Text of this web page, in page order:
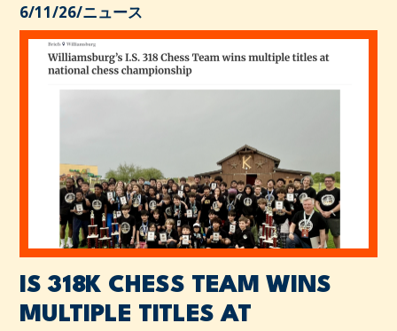
6/11/26/ニュース
IS 318K CHESS TEAM WINS
MULTIPLE TITLES AT